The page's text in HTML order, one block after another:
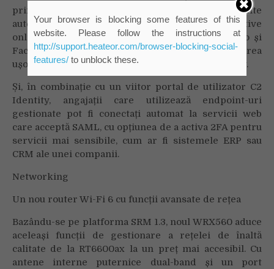
primi mai multe îmbunătățiri pentru a permite
autentificarea fără parolă atât la servicii și dispozitive
online, cât și locale. Integrarea cu Windows Hello și
Face ID/Touch ID de la Apple facilitează autentificarea
ușoară pe punctele finale gestionate de C2 Identity.
Și, în combinație cu un viitor portal de utilizator C2
Identity, angajații care utilizează endpoint-uri
gestionate pot fi conectați automat la servicii web
care acceptă SAML, cu opțiunea de a activa 2FA pentru
servicii mai sensibile, cum ar fi sistemele ERP sau
CRM ale unei companii.
Networking
Un nou router Wi-Fi 6 cu funcții avansate de rețea
Bazându-se pe platforma SRM 1.3, noul WRX560 aduce
aceleași funcții de gestionare a rețelei de înaltă
calitate de la RT6600ax la un preț mai accesibil. Cu
antene interne puternice dual-band și un port
Your browser is blocking some features of this
website. Please follow the instructions at
http://support.heateor.com/browser-blocking-social-
features/to unblock these.